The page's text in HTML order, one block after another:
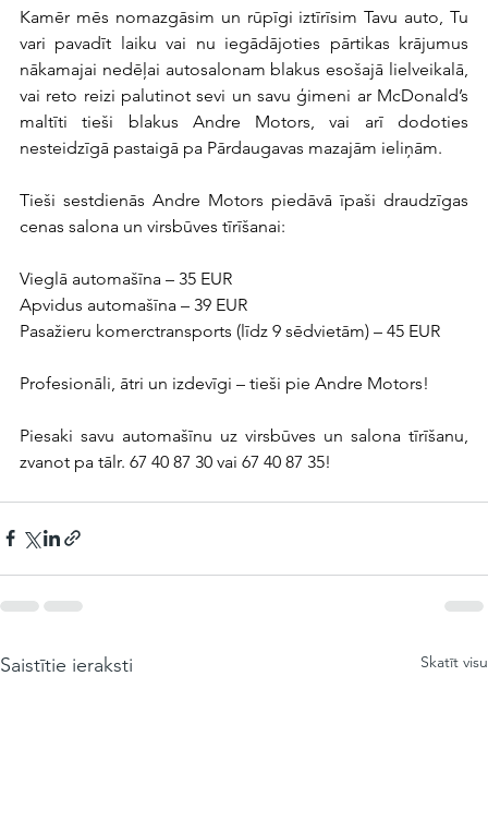
Kamēr mēs nomazgāsim un rūpīgi iztīrīsim Tavu auto, Tu
vari pavadīt laiku vai nu iegādājoties pārtikas krājumus
nākamajai nedēļai autosalonam blakus esošajā lielveikalā,
vai reto reizi palutinot sevi un savu ģimeni ar McDonald’s
maltīti tieši blakus Andre Motors, vai arī dodoties
nesteidzīgā pastaigā pa Pārdaugavas mazajām ieliņām.
Tieši sestdienās Andre Motors piedāvā īpaši draudzīgas
cenas salona un virsbūves tīrīšanai:
Vieglā automašīna – 35 EUR
Apvidus automašīna – 39 EUR
Pasažieru komerctransports (līdz 9 sēdvietām) – 45 EUR
Profesionāli, ātri un izdevīgi – tieši pie Andre Motors!
Piesaki savu automašīnu uz virsbūves un salona tīrīšanu,
zvanot pa tālr. 67 40 87 30 vai 67 40 87 35!
Saistītie ieraksti Skatīt visu